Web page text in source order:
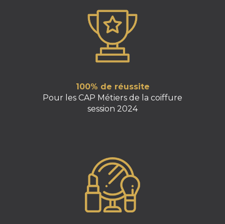
100% de réussite
Pour les CAP Métiers de la coiffure
session 2024